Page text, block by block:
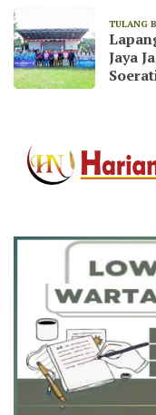
TULANG
Jaya